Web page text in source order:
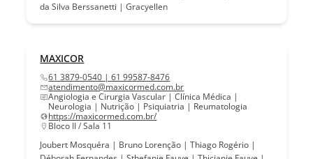
da Silva Berssanetti | Gracyellen
MAXICOR
61 3879-0540 | 61 99587-8476
atendimento@maxicormed.com.br
Angiologia e Cirurgia Vascular | Clínica Médica |
Neurologia | Nutrição | Psiquiatria | Reumatologia
https://maxicormed.com.br/
Bloco II / Sala 11
Joubert Mosquéra | Bruno Lorenção | Thiago Rogério |